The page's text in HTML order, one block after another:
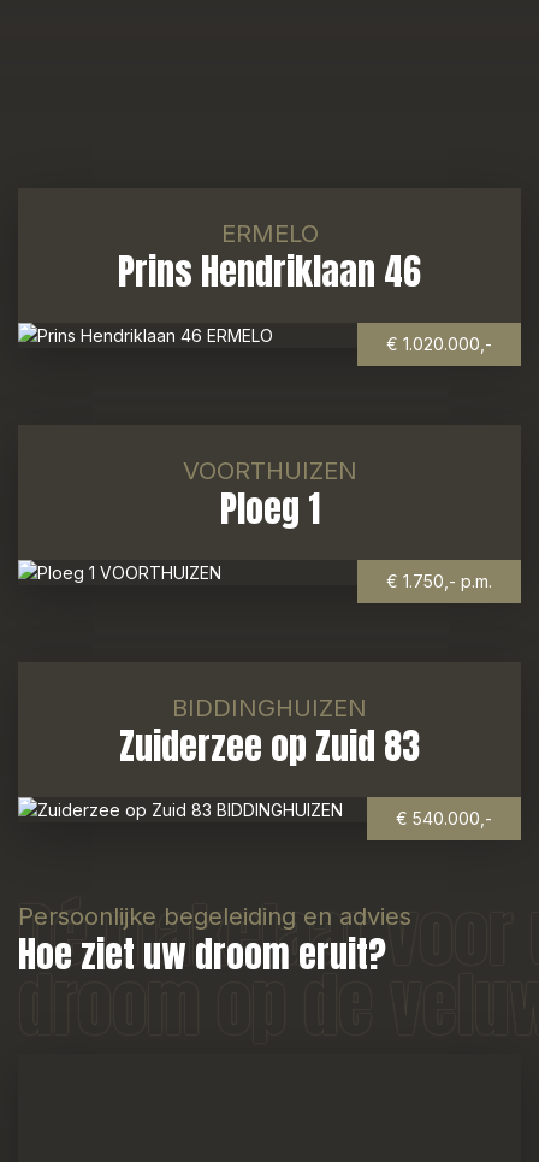
ERMELO
Prins Hendriklaan 46
€ 1.020.000,-
VOORTHUIZEN
Ploeg 1
€ 1.750,- p.m.
BIDDINGHUIZEN
Zuiderzee op Zuid 83
€ 540.000,-
Dé makelaar voor
droom op de
Persoonlijke begeleiding en advies
Hoe ziet uw droom eruit?